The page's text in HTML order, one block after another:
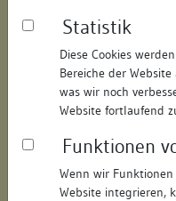
Statistik
Diese Cookies
Bereiche der
was wir noch
Website fortlaufend
Funktionen
Wenn wir
Website integrieren,
Objektdaten
Straße:
Hausnummer:
Postleitzahl:
Stadt-Teilort: